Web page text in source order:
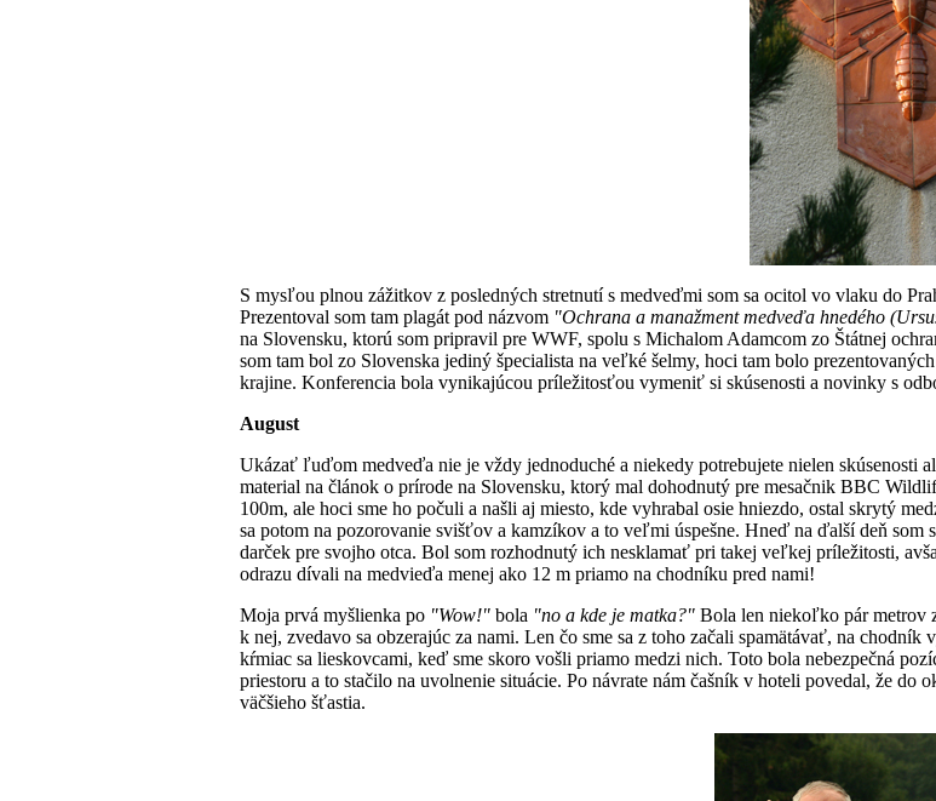
S mysľou plnou zážitkov z posledných stretnutí s medveďmi som sa ocitol vo vlaku do
Prezentoval som tam plagát pod názvom "Ochrana a manažment medveďa hnedého
na Slovensku, ktorú som pripravil pre WWF, spolu s Michalom Adamcom zo Štátnej
som tam bol zo Slovenska jediný špecialista na veľké šelmy, hoci tam bolo
krajine. Konferencia bola vynikajúcou príležitosťou vymeniť si skúsenosti a novinky s
August
Ukázať ľuďom medveďa nie je vždy jednoduché a niekedy potrebujete nielen skúsenosti
material na článok o prírode na Slovensku, ktorý mal dohodnutý pre mesačnik BBC
100m, ale hoci sme ho počuli a našli aj miesto, kde vyhrabal osie hniezdo, ostal skrytý
sa potom na pozorovanie svišťov a kamzíkov a to veľmi úspešne. Hneď na ďalší deň som
darček pre svojho otca. Bol som rozhodnutý ich nesklamať pri takej veľkej príležitosti,
odrazu dívali na medvieďa menej ako 12 m priamo na chodníku pred nami!
Moja prvá myšlienka po "Wow!" bola "no a kde je matka?" Bola len niekoľko pár metrov
k nej, zvedavo sa obzerajúc za nami. Len čo sme sa z toho začali spamätávať, na
kŕmiac sa lieskovcami, keď sme skoro vošli priamo medzi nich. Toto bola nebezpečná
priestoru a to stačilo na uvolnenie situácie. Po návrate nám čašník v hoteli povedal, že
väčšieho šťastia.